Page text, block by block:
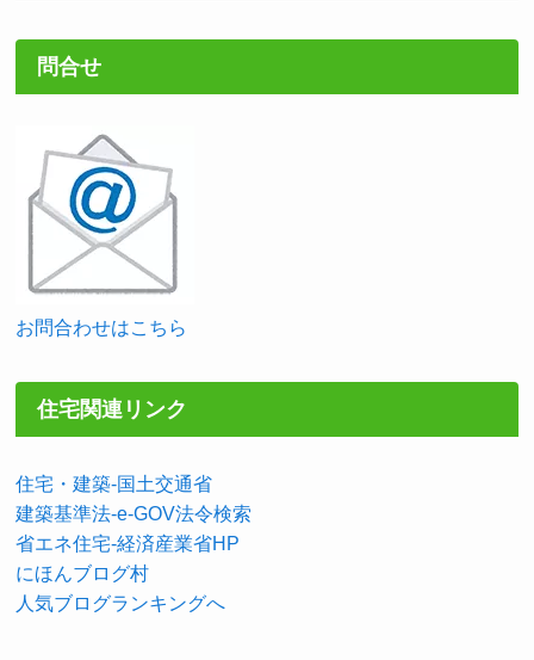
問合せ
お問合わせはこちら
住宅関連リンク
住宅・建築-国土交通省
建築基準法-e-GOV法令検索
省エネ住宅-経済産業省HP
にほんブログ村
人気ブログランキングへ